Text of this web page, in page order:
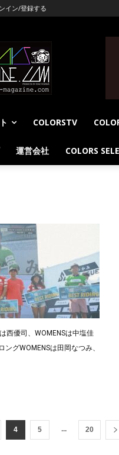
イン/登録する
COLORSTV
運営会社 COLORS
西優司、WOMENSは中塩佳
グWOMENSは田岡なつみ、
4 5 ... 20